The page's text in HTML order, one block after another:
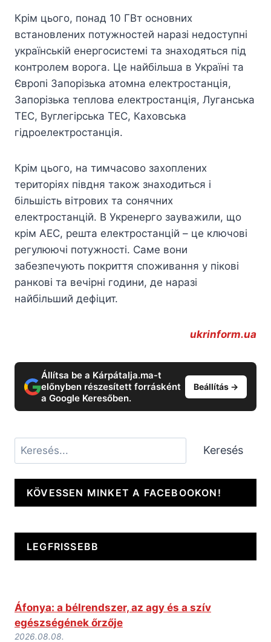
Крім цього, понад 10 ГВт основних
встановлених потужностей наразі недоступні
українській енергосистемі та знаходяться під
контролем ворога. Це найбільша в Україні та
Європі Запорізька атомна електростанція,
Запорізька теплова електростанція, Луганська
ТЕС, Вуглегірська ТЕС, Каховська
гідроелектростанція.
Крім цього, на тимчасово захоплених
територіях півдня також знаходиться і
більшість вітрових та сонячних
електростанцій. В Укренерго зауважили, що
крім АЕС, решта електростанцій – це ключові
регулюючі потужності. Саме вони
забезпечують покриття споживання у пікові
ранкові та вечірні години, де наразі
найбільший дефіцит.
ukrinform.ua
Állítsa be a Kárpátalja.ma-t
előnyben részesített forrásként
a Google Keresőben.
Beállítás →
Keresés Keresés
KÖVESSEN MINKET A FACEBOOKON!
LEGFRISSEBB
Áfonya: a bélrendszer, az agy és a szív
egészségének őrzője
2026.08.08.